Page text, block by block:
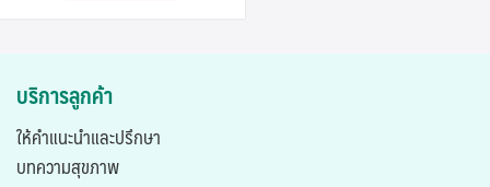
บริการลูกค้า
ให้คำแนะนำและปรึกษา
บทความสุขภาพ